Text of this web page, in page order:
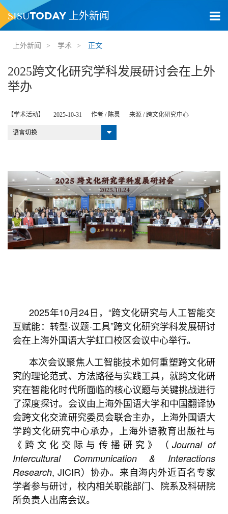
SISUTODAY 上外新闻
上外新闻 > 学术 > 正文
2025跨文化研究学科发展研讨会在上外
举办
【学术活动】 2025-10-31 作者 / 陈灵 来源 /跨文化研究中心
语言切换
2025年10月24日，“跨文化研究与人工智能交
互赋能：转型·议题·工具”跨文化研究学科发展研讨
会在上海外国语大学虹口校区会议中心举行。
本次会议聚焦人工智能技术如何重塑跨文化研
究的理论范式、方法路径与实践工具，就跨文化研
究在智能化时代所面临的核心议题与关键挑战进行
了深度探讨。会议由上海外国语大学和中国翻译协
会跨文化交流研究委员会联合主办，上海外国语大
学跨文化研究中心承办，上海外语教育出版社与
《跨文化交际与传播研究》（ Journal of
Intercultural Communication & Interactions
Research, JICIR）协办。来自海内外近百名专家
学者参与研讨，校内相关职能部门、院系及科研院
所负责人出席会议。